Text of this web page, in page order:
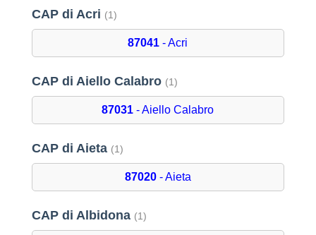
CAP di Acri (1)
87041 - Acri
CAP di Aiello Calabro (1)
87031 - Aiello Calabro
CAP di Aieta (1)
87020- Aieta
CAP di Albidona (1)